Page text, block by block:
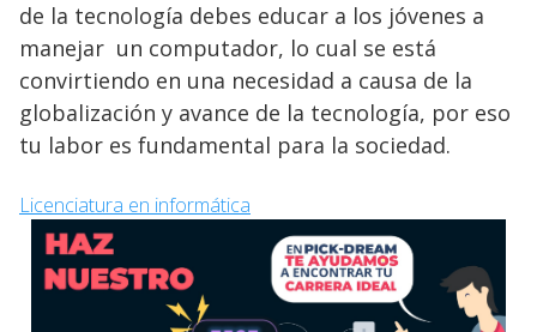
de la tecnología debes educar a los jóvenes a
manejar un computador, lo cual se está
convirtiendo en una necesidad a causa de la
globalización y avance de la tecnología, por eso
tu labor es fundamental para la sociedad.
Licenciatura en informática